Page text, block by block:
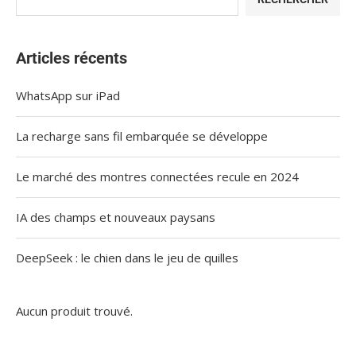
Articles récents
WhatsApp sur iPad
La recharge sans fil embarquée se développe
Le marché des montres connectées recule en 2024
IA des champs et nouveaux paysans
DeepSeek : le chien dans le jeu de quilles
Aucun produit trouvé.